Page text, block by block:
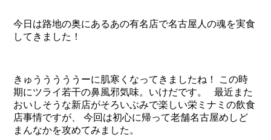
今日は路地の奥にあるあの有名店で名古屋人の魂を実食
してきました！
きゅうううううーに肌寒くなってきましたね！ この時
期にツライ若干の鼻風邪気味。いけだです。 最近また
おいしそうな新店がそろいぶみで楽しい栄ミナミの飲食
店事情ですが、 今回は初心に帰って老舗名古屋めしど
まんなかを攻めてみました。